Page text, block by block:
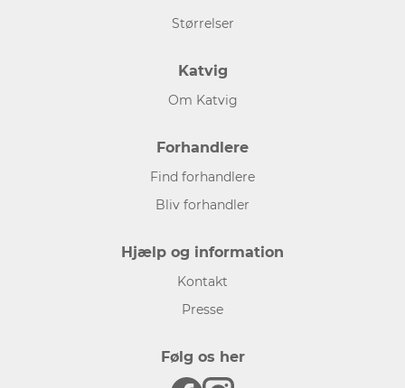
Størrelser
Katvig
Om Katvig
Forhandlere
Find forhandlere
Bliv forhandler
Hjælp og information
Kontakt
Presse
Følg os her